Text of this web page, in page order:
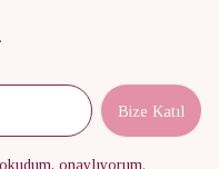
Bize Katıl
okudum, onaylıyorum.